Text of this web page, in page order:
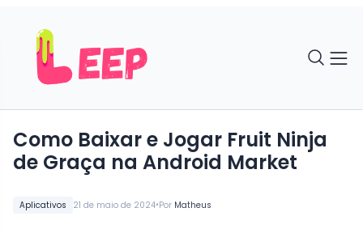
Aplicativos 21 de maio de 2024•Por Matheus
Como Baixar e Jogar Fruit Ninja
de Graça na Android Market